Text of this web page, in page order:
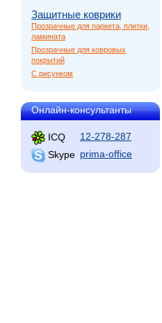
Защитные коврики
Прозрачные для паркета, плитки,
ламината
Прозрачные для ковровых
покрытий
С рисунком
Онлайн-консультанты
ICQ
12-278-287
Skype prima-office